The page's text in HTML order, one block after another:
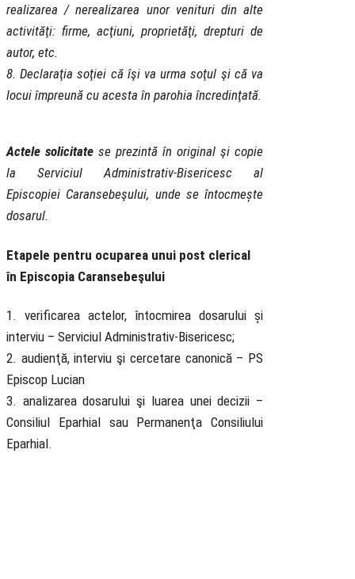
realizarea / nerealizarea unor venituri din alte
activităţi: firme, acţiuni, proprietăţi, drepturi de
autor, etc.
8. Declaraţia soţiei că îşi va urma soţul şi că va
locui împreună cu acesta în parohia încredinţată.
Actele solicitate se prezintă în original şi copie
la Serviciul Administrativ-Bisericesc al
Episcopiei Caransebeşului, unde se întocmește
dosarul.
Etapele pentru ocuparea unui post clerical
în Episcopia Caransebeşului
1. verificarea actelor, întocmirea dosarului și
interviu – Serviciul Administrativ-Bisericesc;
2. audienţă, interviu şi cercetare canonică – PS
Episcop Lucian
3. analizarea dosarului şi luarea unei decizii –
Consiliul Eparhial sau Permanenţa Consiliului
Eparhial.